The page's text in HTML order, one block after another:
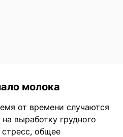
молока
от времени случаются
выработку грудного
общее